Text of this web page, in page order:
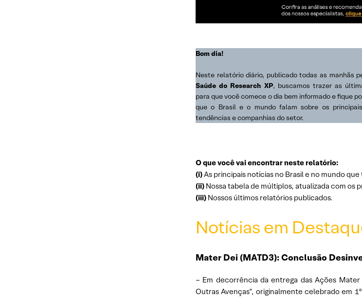
Bom dia!
Neste relatório diário, publicado todas as manhãs
Saúde do Research XP, buscamos trazer as
para que você comece o dia bem informado e fique
que o Brasil e o mundo falam sobre os
tendências e companhias do setor.
O que você vai encontrar neste relatório:
(i)As principais notícias no Brasil e no mundo
(ii) Nossa tabela de múltiplos, atualizada com os
(iii) Nossos últimos relatórios publicados.
Notícias em
Mater Dei (MATD3): Conclusão
– Em decorrência da entrega das Ações
Outras Avenças”, originalmente celebrado em